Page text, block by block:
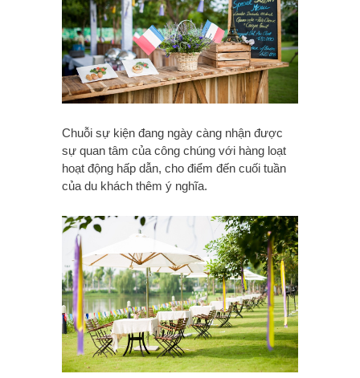
Chuỗi sự kiện đang ngày càng nhận được
sự quan tâm của công chúng với hàng loạt
hoạt động hấp dẫn, cho điểm đến cuối tuần
của du khách thêm ý nghĩa.